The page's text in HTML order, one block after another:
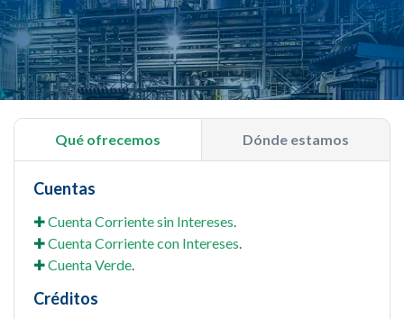
Qué ofrecemos Dónde estamos
Cuentas
✚Cuenta Corriente sin Intereses
✚Cuenta Corriente con Intereses
✚Cuenta Verde.
Créditos